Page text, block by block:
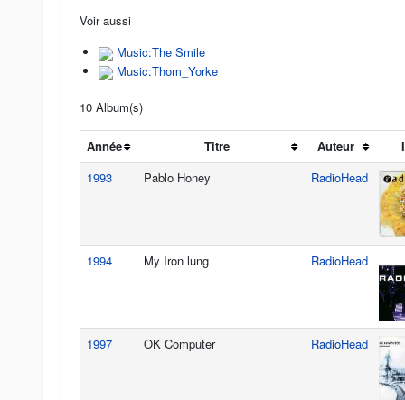
Voir aussi
Music:The Smile
Music:Thom_Yorke
10 Album(s)
Année Titre Auteur
1993
Pablo Honey RadioHead
1994 My Iron lung RadioHead
1997 OK Computer RadioHead